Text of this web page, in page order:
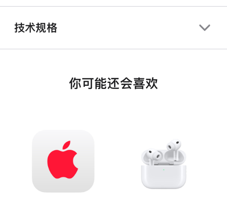
技术规格
你可能还会喜欢